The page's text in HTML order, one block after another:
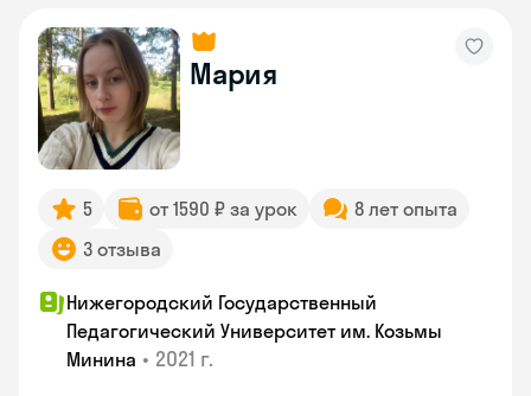
Мария
5 от 1590 ₽ за урок
8 лет опыта
3 отзыва
Нижегородский Государственный
Педагогический Университет им. Козьмы
Минина • 2021 г.